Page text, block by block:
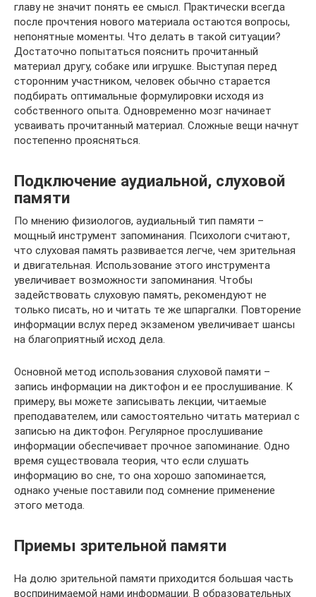
главу не значит понять ее смысл. Практически всегда
после прочтения нового материала остаются вопросы,
непонятные моменты. Что делать в такой ситуации?
Достаточно попытаться пояснить прочитанный
материал другу, собаке или игрушке. Выступая перед
сторонним участником, человек обычно старается
подбирать оптимальные формулировки исходя из
собственного опыта. Одновременно мозг начинает
усваивать прочитанный материал. Сложные вещи начнут
постепенно проясняться.
Подключение аудиальной, слуховой
памяти
По мнению физиологов, аудиальный тип памяти –
мощный инструмент запоминания. Психологи считают,
что слуховая память развивается легче, чем зрительная
и двигательная. Использование этого инструмента
увеличивает возможности запоминания. Чтобы
задействовать слуховую память, рекомендуют не
только писать, но и читать те же шпаргалки. Повторение
информации вслух перед экзаменом увеличивает шансы
на благоприятный исход дела.
Основной метод использования слуховой памяти –
запись информации на диктофон и ее прослушивание. К
примеру, вы можете записывать лекции, читаемые
преподавателем, или самостоятельно читать материал с
записью на диктофон. Регулярное прослушивание
информации обеспечивает прочное запоминание. Одно
время существовала теория, что если слушать
информацию во сне, то она хорошо запоминается,
однако ученые поставили под сомнение применение
этого метода.
Приемы зрительной памяти
На долю зрительной памяти приходится большая часть
воспринимаемой нами информации. В образовательных